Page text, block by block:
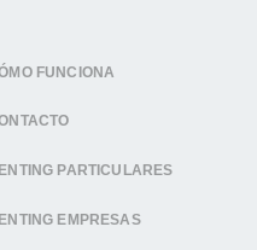
FUNCIONA
PARTICULARES
EMPRESAS